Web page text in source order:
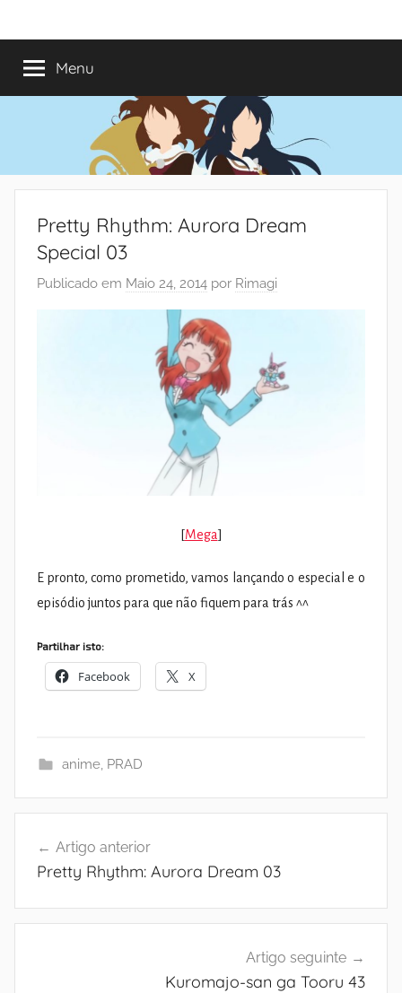
paraMundo
do
Shoujo
anos
a
romances
Menu
Pretty Rhythm: Aurora Dream
Special 03
Publicado em Maio 24, 2014 por Rimagi
[Mega]
E pronto, como prometido, vamos lançando o especial e o
episódio juntos para que não fiquem para trás ^^
Partilhar isto:
Facebook X
anime, PRAD
de
Artigo anterior
Pretty Rhythm: Aurora Dream 03
Artigo seguinte
Kuromajo-san ga Tooru 43